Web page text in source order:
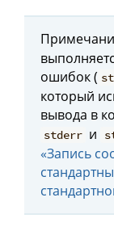
ошибок (
который
вывода в
stderr и
«Запись